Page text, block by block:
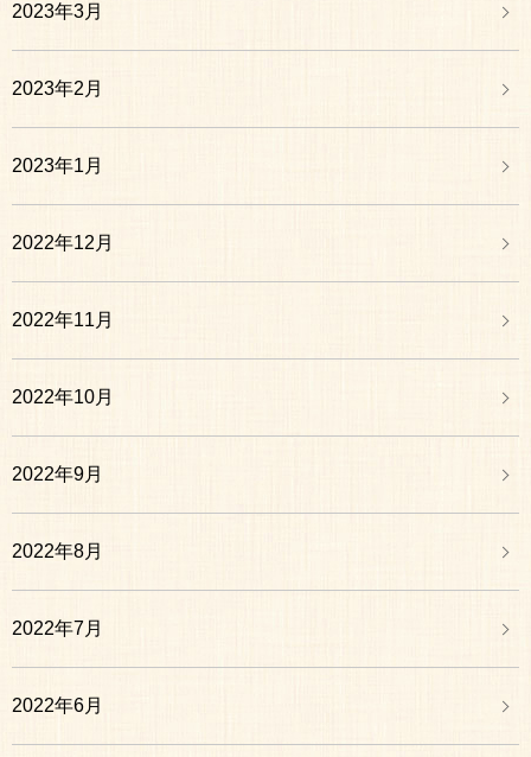
2023年3月
2023年2月
2023年1月
2022年12月
2022年11月
2022年10月
2022年9月
2022年8月
2022年7月
2022年6月